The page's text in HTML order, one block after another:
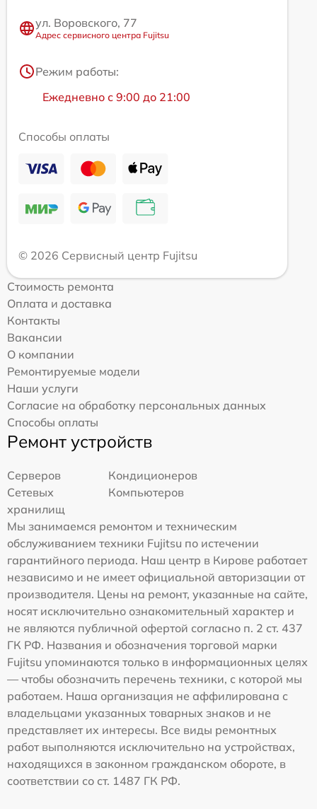
ул. Воровского, 77
Адрес сервисного центра Fujitsu
Режим работы:
Ежедневно с 9:00 до 21:00
Способы оплаты
© 2026 Сервисный центр Fujitsu
Стоимость ремонта
Оплата и доставка
Контакты
Вакансии
О компании
Ремонтируемые модели
Наши услуги
Согласие на обработку персональных данных
Способы оплаты
Ремонт устройств
Серверов
Кондиционеров
Сетевых
хранилищ
Компьютеров
Мы занимаемся ремонтом и техническим
обслуживанием техники Fujitsu по истечении
гарантийного периода. Наш центр в Кирове работает
независимо и не имеет официальной авторизации от
производителя. Цены на ремонт, указанные на сайте,
носят исключительно ознакомительный характер и
не являются публичной офертой согласно п. 2 ст. 437
ГК РФ. Названия и обозначения торговой марки
Fujitsu упоминаются только в информационных целях
— чтобы обозначить перечень техники, с которой мы
работаем. Наша организация не аффилирована с
владельцами указанных товарных знаков и не
представляет их интересы. Все виды ремонтных
работ выполняются исключительно на устройствах,
находящихся в законном гражданском обороте, в
соответствии со ст. 1487 ГК РФ.